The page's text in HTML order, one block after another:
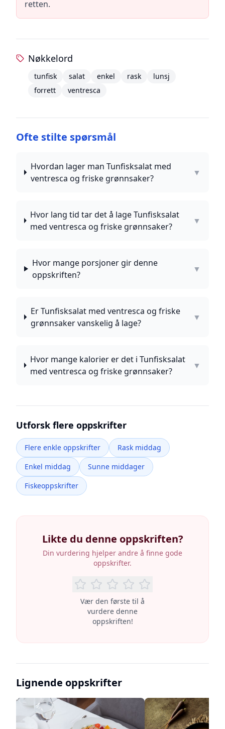
retten.
Nøkkelord
tunfisk salat enkel rask
lunsj
forrett
ventresca
Ofte stilte spørsmål
Hvordan lager man Tunfisksalat med
ventresca og friske grønnsaker?
▼
Hvor lang tid tar det å lage Tunfisksalat
med ventresca og friske grønnsaker?
▼
Hvor mange porsjoner gir denne
oppskriften?
▼
Er Tunfisksalat med ventresca og friske
grønnsaker vanskelig å lage?
▼
Hvor mange kalorier er det i Tunfisksalat
med ventresca og friske grønnsaker?
▼
Utforsk flere oppskrifter
Flere enkle oppskrifter
Rask middag
Enkel middag
Sunne middager
Fiskeoppskrifter
Likte du denne oppskriften?
Din vurdering hjelper andre å finne gode
oppskrifter.
Vær den første til å
vurdere denne
oppskriften!
Lignende oppskrifter